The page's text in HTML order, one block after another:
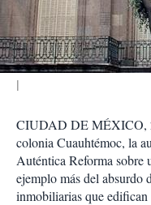
t
i
r
CIUDAD DE MÉXICO,
colonia Cuauhtémoc, la
Auténtica Reforma sobre
ejemplo más del absurdo
inmobiliarias que edifican